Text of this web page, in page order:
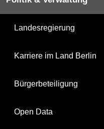
Landesregierung
Karriere im Land Berlin
Bürgerbeteiligung
Open Data